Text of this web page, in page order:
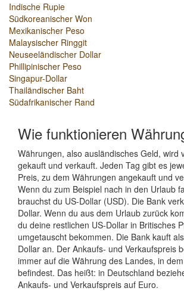
Indische Rupie
Südkoreanischer Won
Mexikanischer Peso
Malaysischer Ringgit
Neuseeländischer Dollar
Phillipinischer Peso
Singapur-Dollar
Thailändischer Baht
Südafrikanischer Rand
Wie funktionieren
Währungen, also ausländisches Geld, wird
gekauft und verkauft. Jeden Tag gibt es
Preis, zu dem Währungen angekauft und
Wenn du zum Beispiel nach in den Urlaub
brauchst du US-Dollar (USD). Die Bank
Dollar. Wenn du aus dem Urlaub zurück
du deine restlichen US-Dollar in Britisches
umgetauscht bekommen. Die Bank kauft
Dollar an. Der Ankaufs- und Verkaufspreis
immer auf die Währung des Landes, in
befindest. Das heißt: in Deutschland
Ankaufs- und Verkaufspreis auf Euro.